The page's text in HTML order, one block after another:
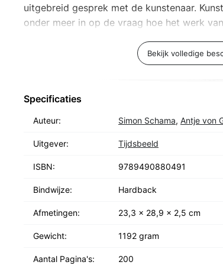
uitgebreid gesprek met de kunstenaar.
onder meer in op de vraag hoe het werk
het werk van Vincent van Gogh vandaan
Tamara Klopper voegt hieraan een
Bekijk volledige
Specificaties
Auteur: Simon Schama, Antje von
Uitgever: Tijdsbeeld
ISBN: 9789490880491
Bindwijze: Hardback
Afmetingen: 23,3 x 28,9 x 2,5 cm
Gewicht: 1192 gram
Aantal Pagina's: 200